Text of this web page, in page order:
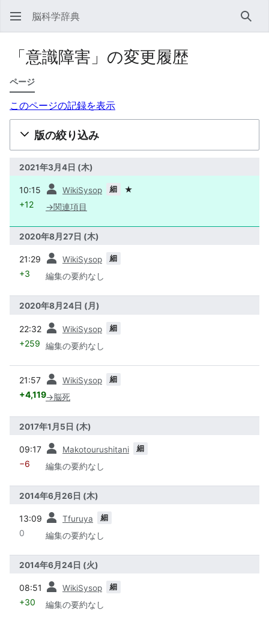
脳科学辞典 検索
「意識障害」の変更履歴
ページ
このページの記録を表示
版の絞り込み
2021年3月4日 (木)
10:15 WikiSysop 細
+12 →関連項目
★
2020年8月27日 (木)
21:29 WikiSysop 細
+3 編集の要約なし
2020年8月24日 (月)
22:32 WikiSysop 細
+259 編集の要約なし
21:57 WikiSysop 細
+4,119→脳死
2017年1月5日 (木)
09:17 Makotourushitani 細
−6 編集の要約なし
2014年6月26日 (木)
13:09 Tfuruya 細
0 編集の要約なし
2014年6月24日 (火)
08:51 WikiSysop 細
+30 編集の要約なし